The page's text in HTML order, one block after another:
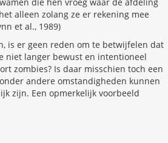
alleen zolang ze er rekening mee
et al., 1989)
is er geen reden om te betwijfelen dat
niet langer bewust en intentioneel
zombies? Is daar misschien toch een
andere omstandigheden kunnen
zijn. Een opmerkelijk voorbeeld